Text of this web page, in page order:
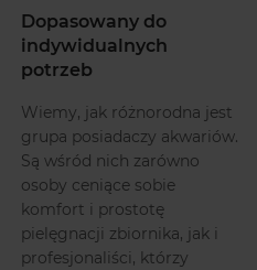
Dopasowany do
indywidualnych
potrzeb
Wiemy, jak różnorodna jest
grupa posiadaczy akwariów.
Są wśród nich zarówno
osoby ceniące sobie
komfort i prostotę
pielęgnacji zbiornika, jak i
profesjonaliści, którzy